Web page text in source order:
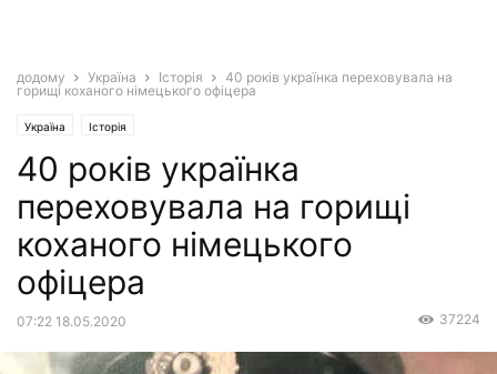
додому Україна Історія
40 років українка переховувала на
горищі коханого німецького офіцера
Україна Історія
40 років українка
переховувала на горищі
коханого німецького
офіцера
07:22 18.05.2020 37224